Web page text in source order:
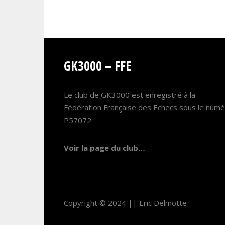
GK3000 – FFE
Le club de GK3000 est enregistré à la
Fédération Française des Echecs sous le
P57072
Voir la page du club…
Copyright © 2024 || Eric Delmotte